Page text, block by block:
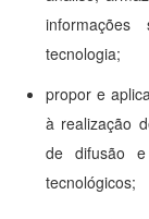
tecnologia;
propor e
à realização
de difusão e
tecnológicos;